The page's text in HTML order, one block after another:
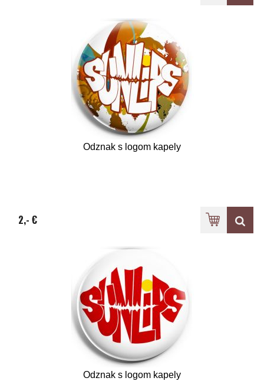
Odznak s logom kapely
2,- €
Odznak s logom kapely